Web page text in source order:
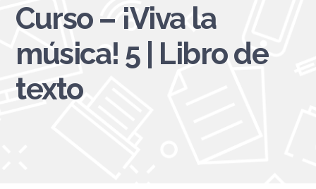
Curso – ¡Viva la
música! 5 | Libro de
texto